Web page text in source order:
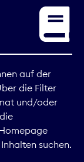
auf der
die Filter
und/oder
suchen.